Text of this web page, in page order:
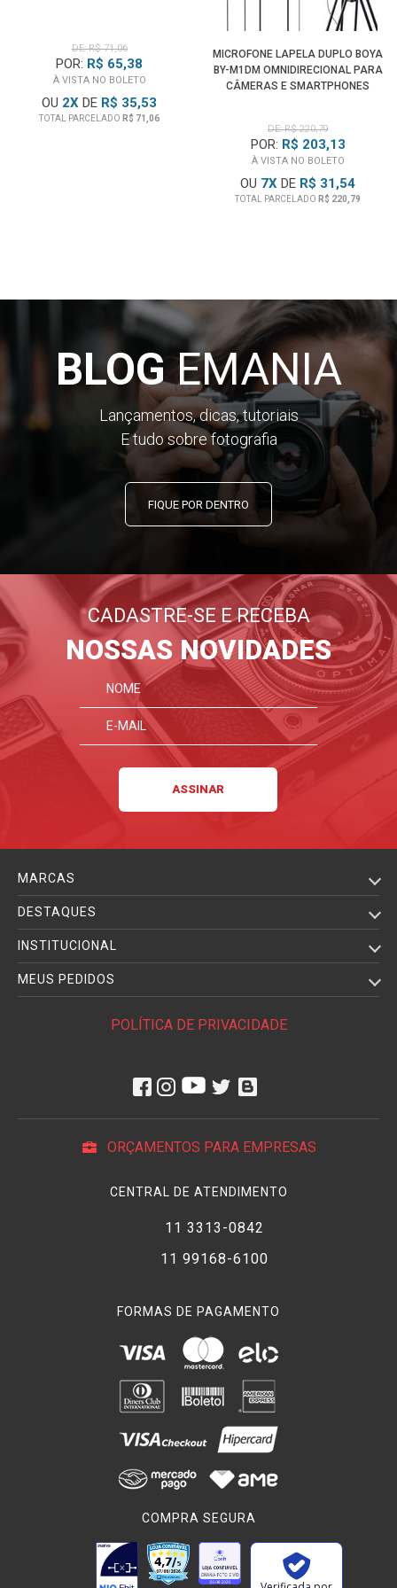
DE: R$ 71,06
POR: R$ 65,38
À VISTA NO BOLETO
OU 2X DE R$ 35,53
TOTAL PARCELADO R$ 71,06
MICROFONE LAPELA DUPLO BOYA
BY-M1DM OMNIDIRECIONAL PARA
CÂMERAS E SMARTPHONES
DE: R$ 220,79
POR: R$ 203,13
À VISTA NO BOLETO
OU 7X DE R$ 31,54
TOTAL PARCELADO R$ 220,79
BLOGEMANIA
Lançamentos, dicas, tutoriais
E tudo sobre fotografia
FIQUE POR DENTRO
CADASTRE-SE E RECEBA
NOSSAS NOVIDADES
MARCAS
DESTAQUES
INSTITUCIONAL
MEUS PEDIDOS
POLÍTICA DE PRIVACIDADE
ORÇAMENTOS PARA EMPRESAS
CENTRAL DE ATENDIMENTO
11 3313-0842
11 99168-6100
FORMAS DE PAGAMENTO
COMPRA SEGURA